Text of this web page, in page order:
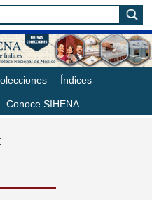
Índices
Conoce SIHENA